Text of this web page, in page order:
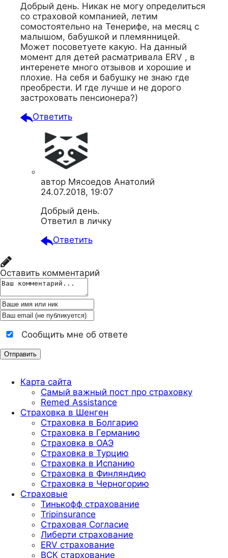
Добрый день. Никак не могу определиться
со страховой компанией, летим
сомостоятельно на Тенерифе, на месяц с
малышом, бабушкой и племянницей.
Может посоветуете какую. На данный
момент для детей расматривала ERV , в
интеренете много отзывов и хорошие и
плохие. На себя и бабушку не знаю где
преобрести. И где лучше и не дорого
застроховать пенсионера?)
Ответить
автор Мясоедов Анатолий
24.07.2018, 19:07
Добрый день.
Ответил в личку
Ответить
Оставить комментарий
Сообщить мне об ответе
Карта сайта
Самый важный пост про страховку
Remed Assistance
Страховка в Шенген
Страховка в Болгарию
Страховка в Германию
Страховка в ОАЭ
Страховка в Турцию
Страховка в Испанию
Страховка в Финляндию
Страховка в Черногорию
Страховые
Тинькофф страхование
Tripinsurance
Страховая Согласие
Либерти страхование
ERV страхование
ВСК стархование